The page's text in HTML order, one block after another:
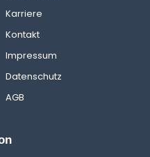
Karriere
Kontakt
Impressum
Datenschutz
AGB